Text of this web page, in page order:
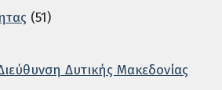
(51)
Δυτικής Μακεδονίας